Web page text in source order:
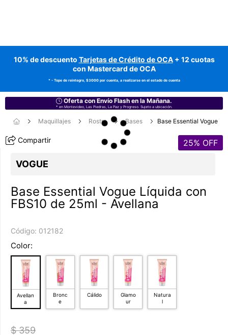
10% de descuento Tarjetas de Crédito de OCA+ 12 cuotas
con Mastercard de OCA
* - Tope de reintegro, $3000 por cuenta, a realizarse en el estado de cuenta
Oferta con Envío Flash en la Mañana.
* en Montevideo, Las Piedras, La Paz y Progreso. Sujeto a ubicación.
Maquillajes Rostro Bases Base Essential Vogue
Compartir 25% OFF
VOGUE
Base Essential Vogue Líquida con
FBS10 de 25ml - Avellana
Código: 012182
Color:
Avellan
a
Bronc
e
Cálido
Glamo
ur
Natura
l
$ 359